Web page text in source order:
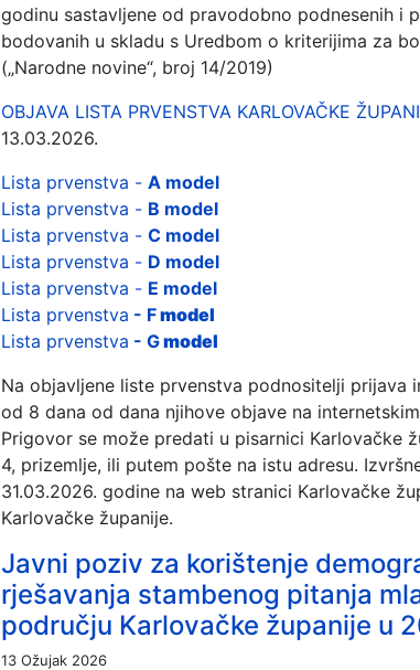
godinu sastavljene od pravodobno podnesenih i
bodovanih u skladu s Uredbom o kriterijima za
(„Narodne novine“, broj 14/2019)
OBJAVA LISTA PRVENSTVA KARLOVAČKE
13.03.2026.
Lista prvenstva - A model
Lista prvenstva - B model
Lista prvenstva - C model
Lista prvenstva - D model
Lista prvenstva - E model
Lista prvenstva - Fmodel
Lista prvenstva - Gmodel
Na objavljene liste prvenstva podnositelji prijava
od 8 dana od dana njihove objave na
Prigovor se može predati u pisarnici Karlovačke
4, prizemlje, ili putem pošte na istu adresu.
31.03.2026. godine na web stranici Karlovačke
Karlovačke županije.
Javni poziv za korištenje
rješavanja stambenog pitanja
području Karlovačke županije u
13 Ožujak 2026